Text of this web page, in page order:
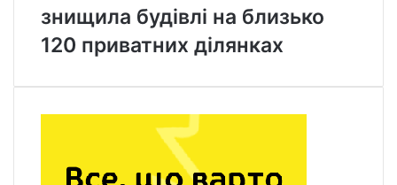
знищила будівлі на близько
120 приватних ділянках